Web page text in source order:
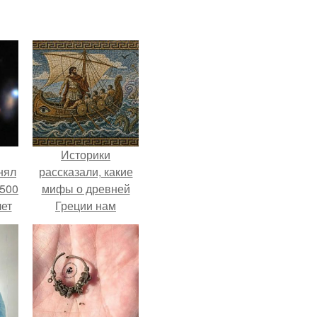
Историки
рассказали, какие
мифы о древней
Греции нам
навязало кино.